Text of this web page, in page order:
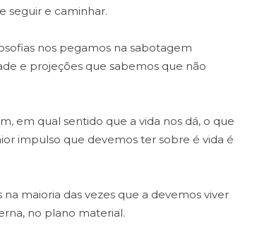
seguir e caminhar.
nos pegamos na sabotagem
e projeções que sabemos que não
em qual sentido que a vida nos dá, o que
impulso que devemos ter sobre é vida é
maioria das vezes que a devemos viver
no plano material.